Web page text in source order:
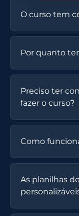
O curso tem
Por quanto
Preciso ter
fazer o curso?
Como
As planilhas